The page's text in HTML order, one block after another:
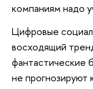
компаниям надо
Цифровые
восходящий
фантастические
не прогнозируют